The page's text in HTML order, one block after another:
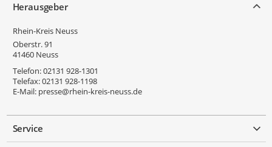
Herausgeber
Rhein-Kreis Neuss
Oberstr. 91
41460 Neuss
Telefon:02131 928-1301
Telefax:02131 928-1198
E-Mail: presse@rhein-kreis-neuss.de
Service